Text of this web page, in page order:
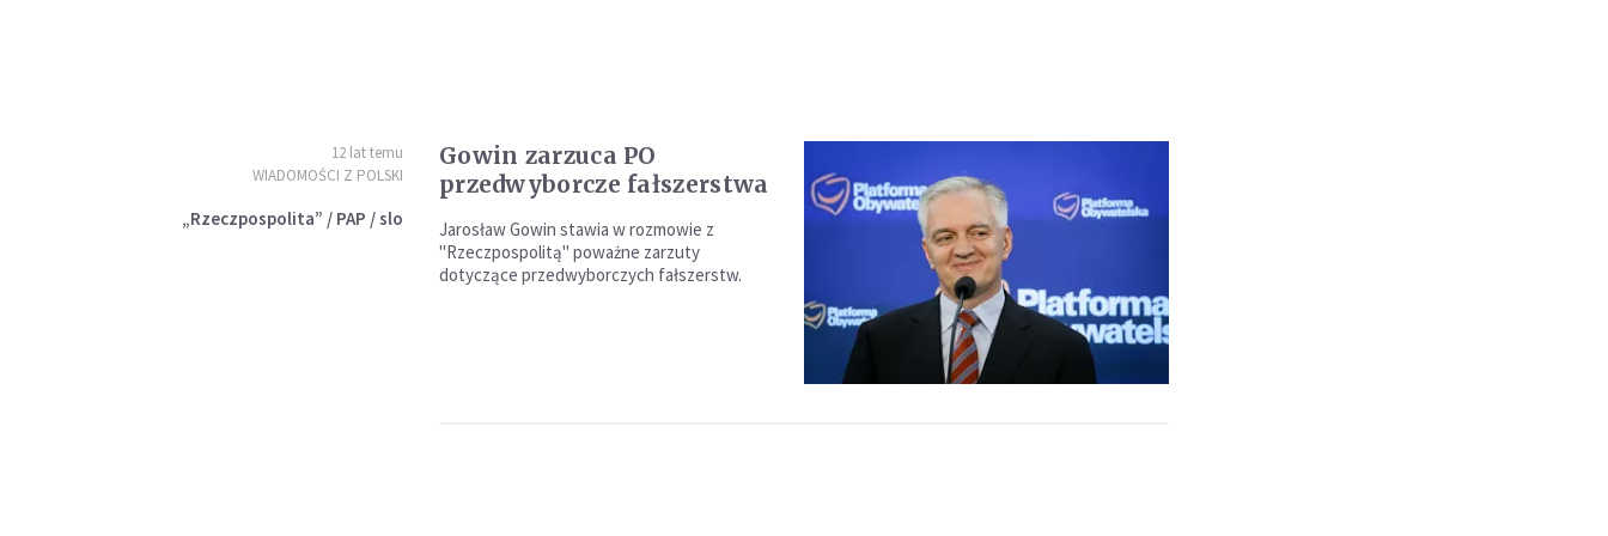
12 lat temu
WIADOMOŚCI Z POLSKI
„Rzeczpospolita” / PAP / slo
Gowin zarzuca PO
przedwyborcze fałszerstwa
Jarosław Gowin stawia w rozmowie z
"Rzeczpospolitą" poważne zarzuty
dotyczące przedwyborczych fałszerstw.